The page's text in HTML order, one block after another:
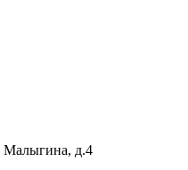
Малыгина, д.4